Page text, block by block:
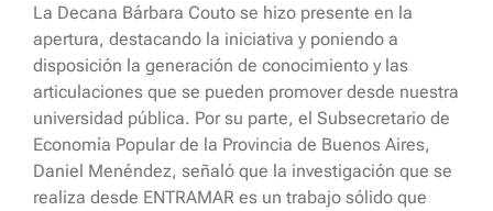
La Decana Bárbara Couto se hizo presente en la
apertura, destacando la iniciativa y poniendo a
disposición la generación de conocimiento y las
articulaciones que se pueden promover desde nuestra
universidad pública. Por su parte, el Subsecretario de
Economía Popular de la Provincia de Buenos Aires,
Daniel Menéndez, señaló que la investigación que se
realiza desde ENTRAMAR es un trabajo sólido que